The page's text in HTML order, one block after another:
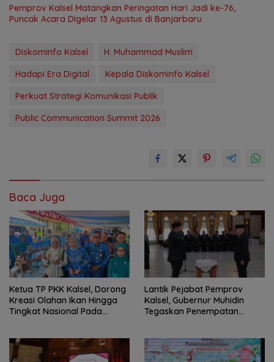
Pemprov Kalsel Matangkan Peringatan Hari Jadi ke-76,
Puncak Acara Digelar 13 Agustus di Banjarbaru
Diskominfo Kalsel
H. Muhammad Muslim
Hadapi Era Digital
Kepala Diskominfo Kalsel
Perkuat Strategi Komunikasi Publik
Public Communication Summit 2026
Baca Juga
Ketua TP PKK Kalsel, Dorong
Kreasi Olahan Ikan Hingga
Tingkat Nasional Pada
Lantik Pejabat Pemprov
Kalsel, Gubernur Muhidin
Tegaskan Penempatan